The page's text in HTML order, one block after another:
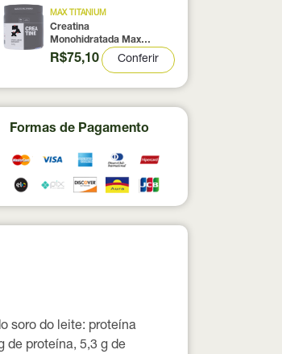
350g
com Nibs de Cacau True Source Sachê 32g
MAX TITANIUM
Creatina
Monohidratada Max
Titanium 300g
R$75,10 Conferir
Formas de Pagamento
soro do leite: proteína
de proteína, 5,3 g de